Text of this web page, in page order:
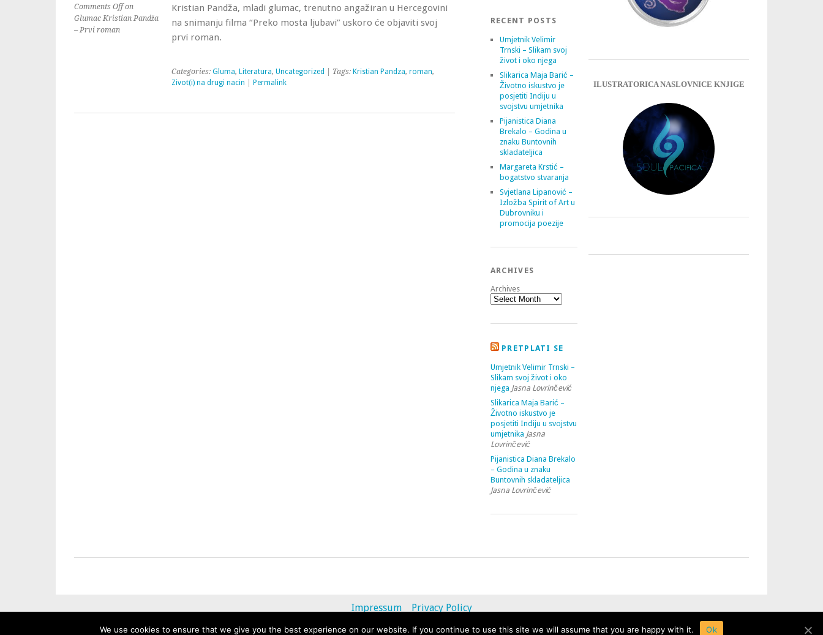
Comments Offon
Glumac Kristian Pandža
– Prvi roman
Kristian Pandža, mladi glumac, trenutno angažiran u Hercegovini
na snimanju filma “Preko mosta ljubavi” uskoro će objaviti svoj
prvi roman.
Categories: Gluma, Literatura, Uncategorized | Tags: Kristian Pandza, roman,
Zivot(i) na drugi nacin
Permalink
RECENT POSTS
Umjetnik Velimir
Trnski – Slikam svoj
život i oko njega
Slikarica Maja Barić –
Životno iskustvo je
posjetiti Indiju u
svojstvu umjetnika
Pijanistica Diana
Brekalo – Godina u
znaku Buntovnih
skladateljica
Margareta Krstić –
bogatstvo stvaranja
Svjetlana Lipanović –
Izložba Spirit of Art u
Dubrovniku i
promocija poezije
ARCHIVES
Archives
PRETPLATI SE
Umjetnik Velimir Trnski –
Slikam svoj život i oko
njega Jasna Lovrinčević
Slikarica Maja Barić –
Životno iskustvo je
posjetiti Indiju u svojstvu
umjetnika Jasna
Lovrinčević
Pijanistica Diana Brekalo
– Godina u znaku
Buntovnih skladateljica
Jasna Lovrinčević
ILUSTRATORICA NASLOVNICE KNJIGE
Impressum
Privacy Policy
© 2013 - 2020 uvihoruvremena.com. Alle Rechte vorbehalten.
We use cookies to ensure that we give you the best experience on our website. If you continue to use this site we will assume that you are happy with it. Ok